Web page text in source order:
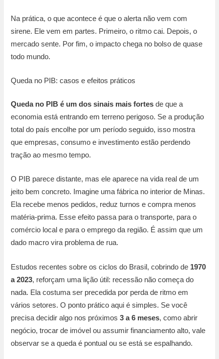
Na prática, o que acontece é que o alerta não vem com
sirene. Ele vem em partes. Primeiro, o ritmo cai. Depois, o
mercado sente. Por fim, o impacto chega no bolso de quase
todo mundo.
Queda no PIB: casos e efeitos práticos
Queda no PIB é um dos sinais mais fortes de que a
economia está entrando em terreno perigoso. Se a produção
total do país encolhe por um período seguido, isso mostra
que empresas, consumo e investimento estão perdendo
tração ao mesmo tempo.
O PIB parece distante, mas ele aparece na vida real de um
jeito bem concreto. Imagine uma fábrica no interior de Minas.
Ela recebe menos pedidos, reduz turnos e compra menos
matéria-prima. Esse efeito passa para o transporte, para o
comércio local e para o emprego da região. É assim que um
dado macro vira problema de rua.
Estudos recentes sobre os ciclos do Brasil, cobrindo de 1970
a 2023, reforçam uma lição útil: recessão não começa do
nada. Ela costuma ser precedida por perda de ritmo em
vários setores. O ponto prático aqui é simples. Se você
precisa decidir algo nos próximos3 a 6 meses, como abrir
negócio, trocar de imóvel ou assumir financiamento alto, vale
observar se a queda é pontual ou se está se espalhando.